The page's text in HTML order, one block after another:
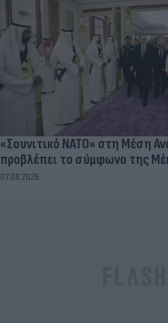
«Σουνιτικό ΝΑΤΟ» στη Μέση
προβλέπει το σύμφωνο της
07.08.2026